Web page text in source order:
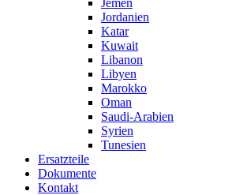
Jordanien
Katar
Kuwait
Libanon
Libyen
Marokko
Oman
Saudi-Arabien
Syrien
Tunesien
Ersatzteile
Dokumente
Kontakt